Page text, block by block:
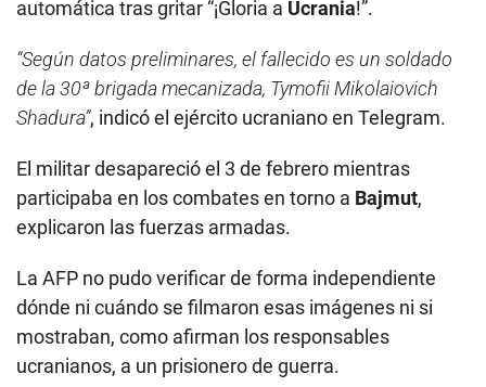
automática tras gritar “¡Gloria a Ucrania!”.
“Según datos preliminares, el fallecido es un soldado
de la 30ª brigada mecanizada, Tymofii Mikolaiovich
Shadura”, indicó el ejército ucraniano en Telegram.
El militar desapareció el 3 de febrero mientras
participaba en los combates en torno a Bajmut,
explicaron las fuerzas armadas.
La AFP no pudo verificar de forma independiente
dónde ni cuándo se filmaron esas imágenes ni si
mostraban, como afirman los responsables
ucranianos, a un prisionero de guerra.